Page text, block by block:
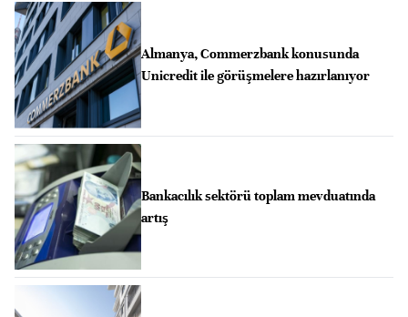
Almanya, Commerzbank konusunda
Unicredit ile görüşmelere hazırlanıyor
Bankacılık sektörü toplam mevduatında
artış